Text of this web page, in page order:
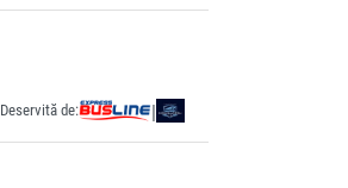
Deservită de: |